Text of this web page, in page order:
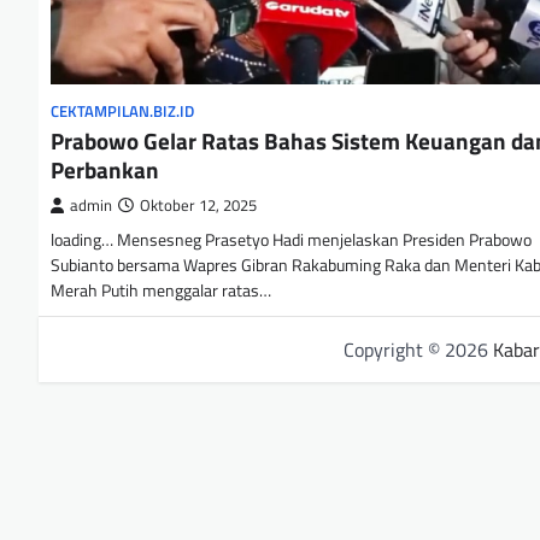
CEKTAMPILAN.BIZ.ID
Prabowo Gelar Ratas Bahas Sistem Keuangan
Perbankan
admin Oktober 12, 2025
loading… Mensesneg Prasetyo Hadi menjelaskan Presiden Prabowo
Subianto bersama Wapres Gibran Rakabuming Raka dan Menteri
Merah Putih menggalar ratas…
Copyright © 2026